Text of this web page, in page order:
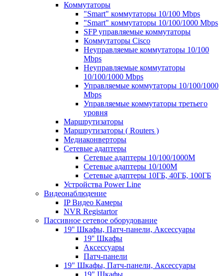
Коммутаторы
"Smart" коммутаторы 10/100 Mbps
"Smart" коммутаторы 10/100/1000 Mbps
SFP управляемые коммутаторы
Коммутаторы Cisco
Неуправляемые коммутаторы 10/100
Mbps
Неуправляемые коммутаторы
10/100/1000 Mbps
Управляемые коммутаторы 10/100/1000
Mbps
Управляемые коммутаторы третьего
уровня
Маршрутизаторы
Маршрутизаторы ( Routers )
Медиаконверторы
Сетевые адаптеры
Сетевые адаптеры 10/100/1000М
Сетевые адаптеры 10/100M
Сетевые адаптеры 10ГБ, 40ГБ, 100ГБ
Устройства Power Line
Видеонаблюдение
IP Видео Камеры
NVR Registartor
Пассивное сетевое оборудование
19'' Шкафы, Патч-панели, Аксессуары
19'' Шкафы
Аксессуары
Патч-панели
19" Шкафы, Патч-панели, Аксессуары
19" Шкафы